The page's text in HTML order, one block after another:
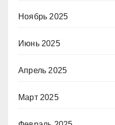
Ноябрь 2025
Июнь 2025
Апрель 2025
Март 2025